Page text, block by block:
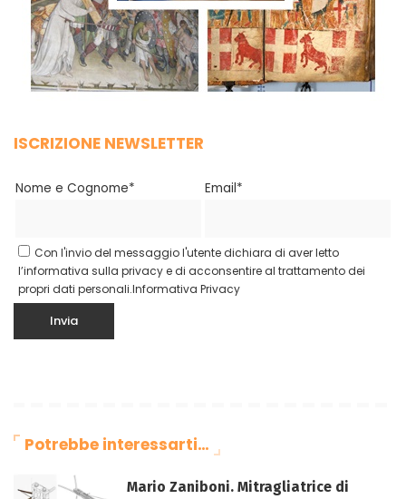
ISCRIZIONE NEWSLETTER
Nome e Cognome* Email*
Con l'invio del messaggio l'utente dichiara di aver letto
l’informativa sulla privacy e di acconsentire al trattamento dei
propri dati personali.Informativa Privacy
Potrebbe interessarti…
Mario Zaniboni. Mitragliatrice di